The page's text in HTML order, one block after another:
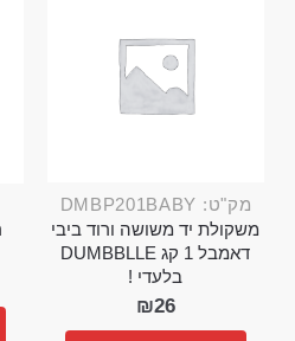
מק"ט: DMBP201BABY
משקולת יד משושה ורוד ביבי
דאמבל 1 קג DUMBBLLE
בלעדי !
₪26